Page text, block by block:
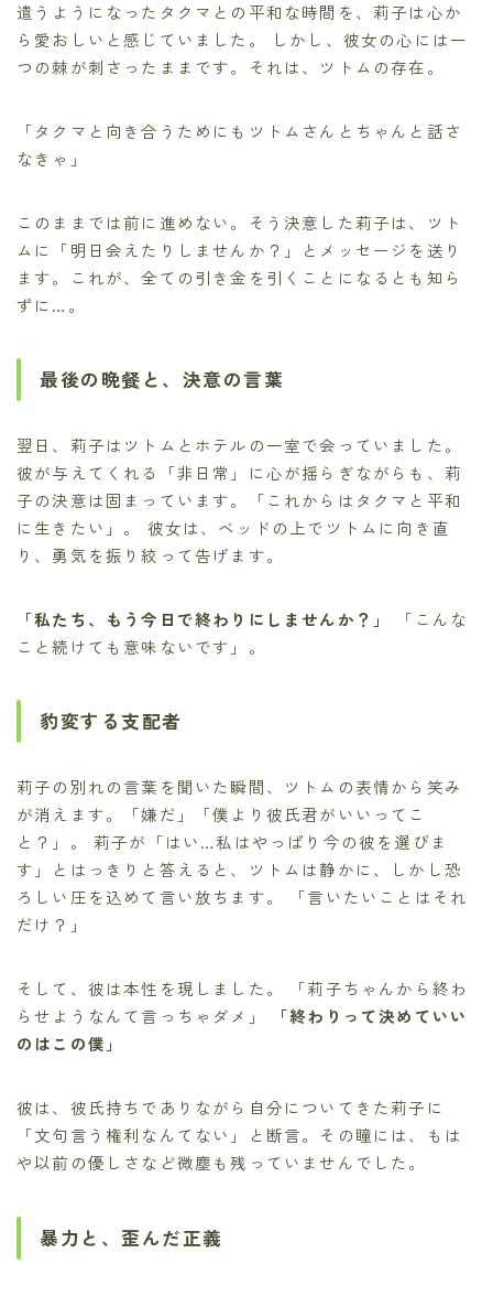
遣うようになったタクマとの平和な時間を、莉子は心か
ら愛おしいと感じていました。 しかし、彼女の心には一
つの棘が刺さったままです。それは、ツトムの存在。
「タクマと向き合うためにもツトムさんとちゃんと話さ
なきゃ」
このままでは前に進めない。そう決意した莉子は、ツト
ムに「明日会えたりしませんか？」とメッセージを送り
ます。これが、全ての引き金を引くことになるとも知ら
ずに…。
最後の晩餐と、決意の言葉
翌日、莉子はツトムとホテルの一室で会っていました。
彼が与えてくれる「非日常」に心が揺らぎながらも、莉
子の決意は固まっています。「これからはタクマと平和
に生きたい」。 彼女は、ベッドの上でツトムに向き直
り、勇気を振り絞って告げます。
「私たち、もう今日で終わりにしませんか？」
「こんな
こと続けても意味ないです」。
豹変する支配者
莉子の別れの言葉を聞いた瞬間、ツトムの表情から笑み
が消えます。「嫌だ」「僕より彼氏君がいいってこ
と？」。 莉子が「はい…私はやっぱり今の彼を選びま
す」とはっきりと答えると、ツトムは静かに、しかし恐
ろしい圧を込めて言い放ちます。 「言いたいことはそれ
だけ？」
そして、彼は本性を現しました。 「莉子ちゃんから終わ
らせようなんて言っちゃダメ」
「終わりって決めていい
のはこの僕」
彼は、彼氏持ちでありながら自分についてきた莉子に
「文句言う権利なんてない」と断言。その瞳には、もは
や以前の優しさなど微塵も残っていませんでした。
暴力と、歪んだ正義